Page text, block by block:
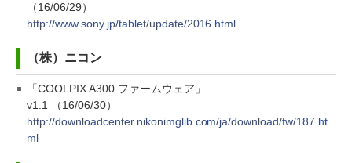
（16/06/29）
http://www.sony.jp/tablet/update/2016.html
（株）ニコン
「COOLPIX A300 ファームウェア」
v1.1 （16/06/30）
http://downloadcenter.nikonimglib.com/ja/download/fw/187.ht
ml